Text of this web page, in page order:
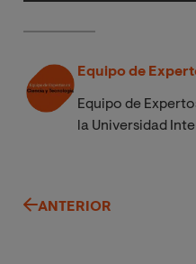
Equipo de
Equipo de
la Universidad
ANTERIOR